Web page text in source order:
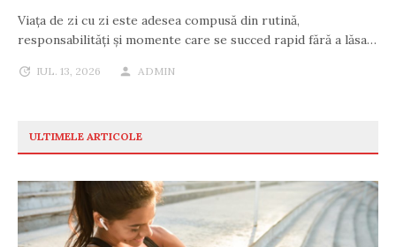
Viața de zi cu zi este adesea compusă din rutină,
responsabilități și momente care se succed rapid fără a lăsa…
IUL. 13, 2026 ADMIN
ULTIMELE ARTICOLE